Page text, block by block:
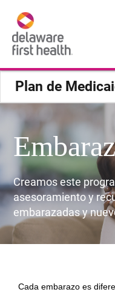
Plan de
Creamos este
asesoramiento y
embarazadas y
Cada embarazo es